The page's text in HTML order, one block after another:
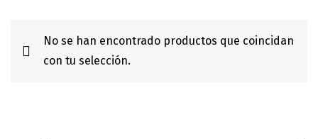
No se han encontrado productos que coincidan
con tu selección.